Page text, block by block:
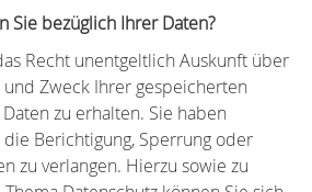
Sie bezüglich Ihrer Daten?
Recht unentgeltlich Auskunft über
Zweck Ihrer gespeicherten
zu erhalten. Sie haben
Berichtigung, Sperrung oder
zu verlangen. Hierzu sowie zu